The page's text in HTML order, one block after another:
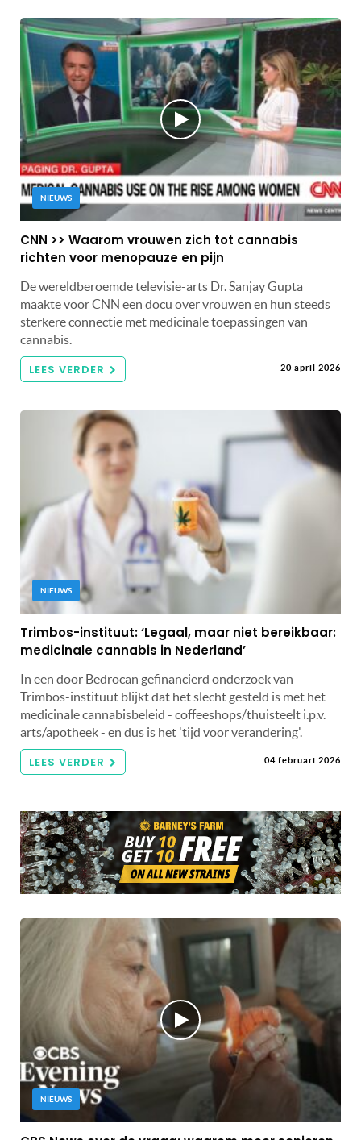
NIEUWS
CNN >> Waarom vrouwen zich tot cannabis
richten voor menopauze en pijn
De wereldberoemde televisie-arts Dr. Sanjay Gupta
maakte voor CNN een docu over vrouwen en hun steeds
sterkere connectie met medicinale toepassingen van
cannabis.
LEES VERDER 20 april 2026
NIEUWS
Trimbos-instituut: ‘Legaal, maar niet bereikbaar:
medicinale cannabis in Nederland’
In een door Bedrocan gefinancierd onderzoek van
Trimbos-instituut blijkt dat het slecht gesteld is met het
medicinale cannabisbeleid - coffeeshops/thuisteelt i.p.v.
arts/apotheek - en dus is het 'tijd voor verandering'.
LEES VERDER 04 februari 2026
NIEUWS